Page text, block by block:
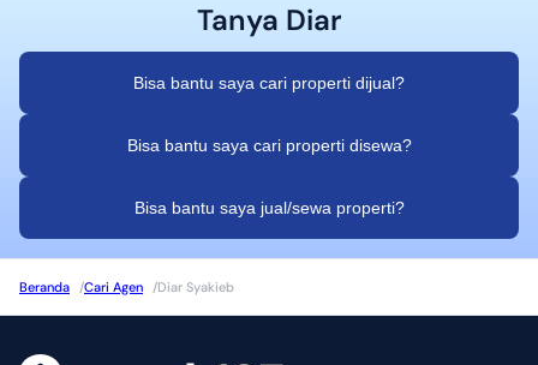
Tanya Diar
Bisa bantu saya cari properti dijual?
Bisa bantu saya cari properti disewa?
Bisa bantu saya jual/sewa properti?
Beranda /Cari Agen /Diar Syakieb